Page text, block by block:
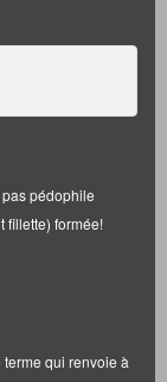
pas pédophile
fillette) formée!
qui renvoie à